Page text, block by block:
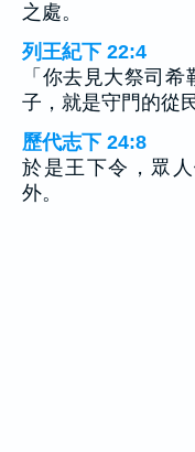
之處。
列王紀下 22:4
「你去見大祭司
子，就是守門的從
歷代志下 24:8
於是王下令，眾
外。